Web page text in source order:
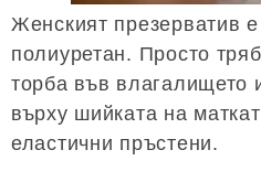
Женският презерватив
полиуретан. Просто
торба във влагалището
върху шийката на
еластични пръстени.